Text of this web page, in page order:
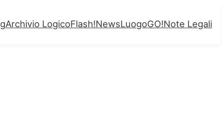
Archivio LogicoFlash!NewsLuogoGO!Note Legali